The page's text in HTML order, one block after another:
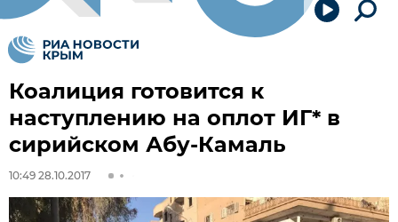
Коалиция готовится к
наступлению на оплот ИГ* в
сирийском Абу-Камаль
10:49 28.10.2017